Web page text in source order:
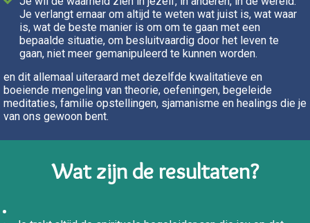
Je verlangt ernaar om altijd te weten wat juist is, wat waar
is, wat de beste manier is om om te gaan met een
bepaalde situatie, om besluitvaardig door het leven te
gaan, niet meer gemanipuleerd te kunnen worden.
en dit allemaal uiteraard met dezelfde kwalitatieve en
boeiende mengeling van theorie, oefeningen, begeleide
meditaties, familie opstellingen, sjamanisme en healings die je
van ons gewoon bent.
Wat zijn de resultaten?